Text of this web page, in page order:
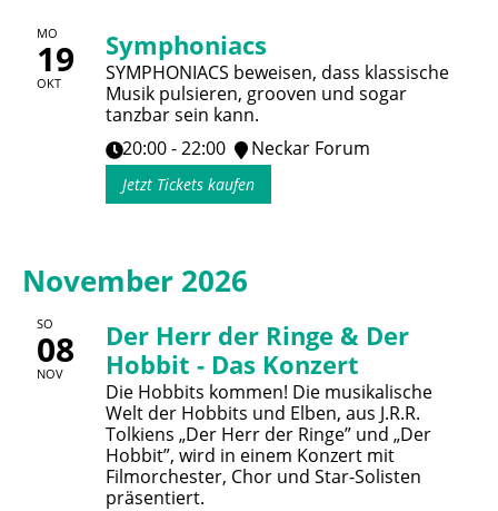
MO
19
OKT
Symphoniacs
SYMPHONIACS beweisen, dass klassische
Musik pulsieren, grooven und sogar
tanzbar sein kann.
20:00 - 22:00
Neckar Forum
Jetzt Tickets kaufen
November 2026
SO
08
NOV
Der Herr der Ringe & Der
Hobbit - Das Konzert
Die Hobbits kommen! Die musikalische
Welt der Hobbits und Elben, aus J.R.R.
Tolkiens „Der Herr der Ringe” und „Der
Hobbit”, wird in einem Konzert mit
Filmorchester, Chor und Star-Solisten
präsentiert.